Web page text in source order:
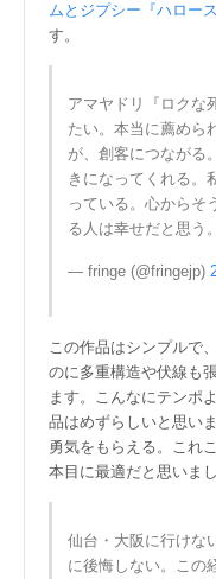
ムとジプシー『ハロー
す。
アマヤドリ『ロクな
たい。本当に薦めら
が、創客につながる
きになってくれる。
っている。心からそ
る人は幸せだと思う。
— fringe (@fringejp)
この作品はシンプルで
のに多重構造や伏線も
ます。こんなにテンポ
品はめずらしいと思い
勇気をもらえる。これ
本目に最適だと思いまし
仙台・大阪に行けな
に後悔しない。この